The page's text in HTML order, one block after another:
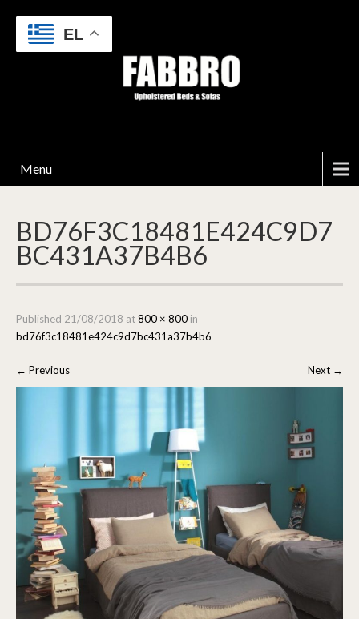
Menu
BD76F3C18481E424C9D7
BC431A37B4B6
Published 21/08/2018 at800 × 800 in
bd76f3c18481e424c9d7bc431a37b4b6
← Previous Next →
EL